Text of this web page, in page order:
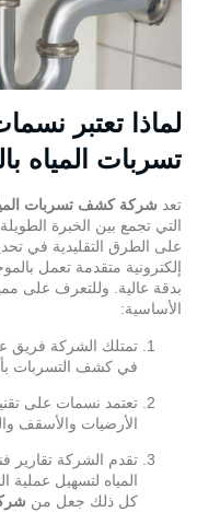
لماذا تعتبر
تسربات المياه
تعد شركة كشف تسربات
التي تجمع بين الخبرة
على الطرق التقليدية في
إلكترونية متقدمة تعمل
بدقة عالية. وللتعرف على
الأساسية:
تمتلك الشركة
في كشف التسربات
تعتمد نسمات على
الأرضيات والأسقف
تقدم الشركة تقارير
المياه لتسهيل عملية
كل ذلك جعل من